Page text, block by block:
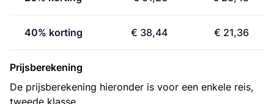
40% korting € 38,44 € 21,36
Prijsberekening
De prijsberekening hieronder is voor een enkele reis,
tweede klasse.